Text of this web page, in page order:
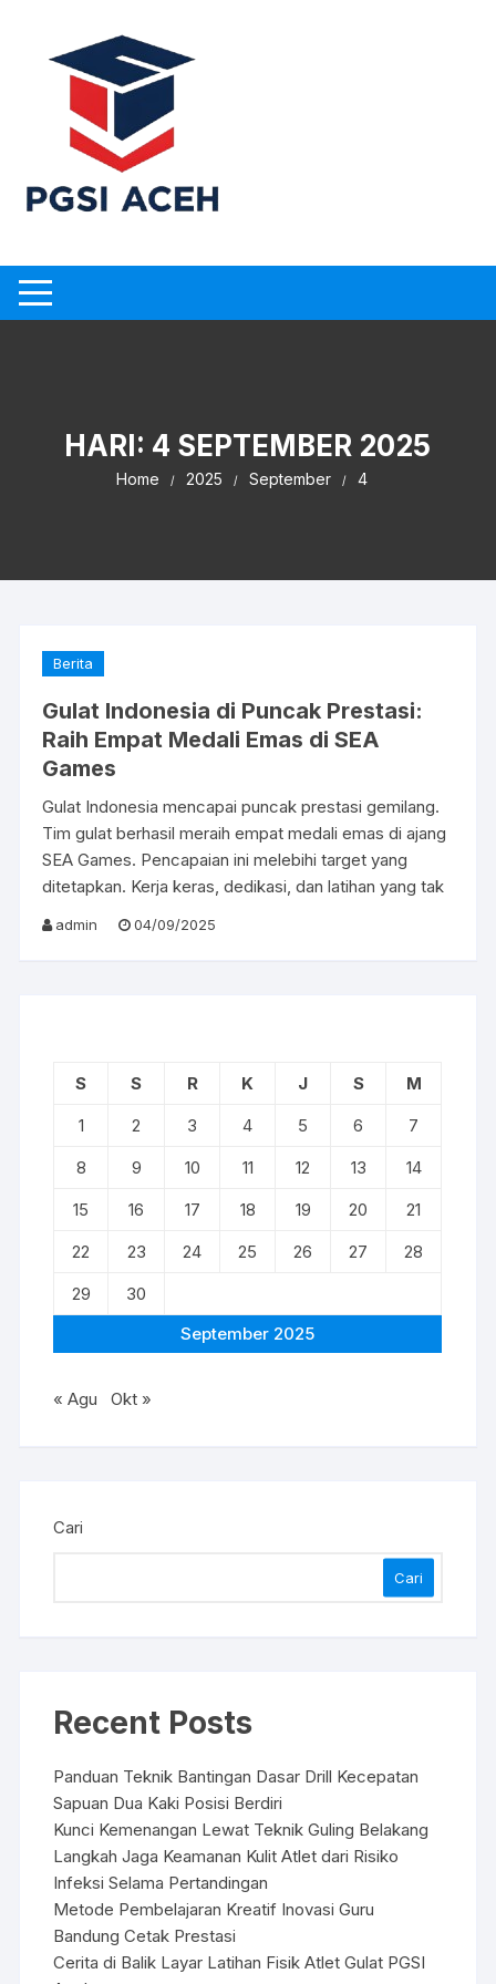
content
HARI: 4 SEPTEMBER 2025
Home 2025 September 4
Berita
Gulat Indonesia di Puncak Prestasi:
Raih Empat Medali Emas di SEA
Games
Gulat Indonesia mencapai puncak prestasi gemilang.
Tim gulat berhasil meraih empat medali emas di ajang
SEA Games. Pencapaian ini melebihi target yang
ditetapkan. Kerja keras, dedikasi, dan latihan yang tak
admin 04/09/2025
September 2025
S S R K J S
M
1
2 3 4 5 6
7
8
9 10 11 12 13
14
15
16 17 18 19 20
21
22
23 24 25 26 27
28
29
30
« Agu Okt »
Cari
Cari
Recent Posts
Panduan Teknik Bantingan Dasar Drill Kecepatan
Sapuan Dua Kaki Posisi Berdiri
Kunci Kemenangan Lewat Teknik Guling Belakang
Langkah Jaga Keamanan Kulit Atlet dari Risiko
Infeksi Selama Pertandingan
Metode Pembelajaran Kreatif Inovasi Guru
Bandung Cetak Prestasi
Cerita di Balik Layar Latihan Fisik Atlet Gulat PGSI